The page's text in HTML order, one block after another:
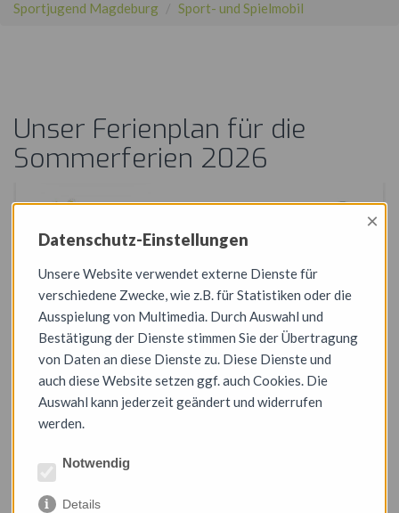
Sportjugend Magdeburg Sport- und Spielmobil
Unser Ferienplan für die
Sommerferien 2026
Datenschutz-Einstellungen
×
Unsere Website verwendet externe Dienste für
verschiedene Zwecke, wie z.B. für Statistiken oder die
Ausspielung von Multimedia. Durch Auswahl und
Bestätigung der Dienste stimmen Sie der Übertragung
von Daten an diese Dienste zu. Diese Dienste und
auch diese Website setzen ggf. auch Cookies. Die
Auswahl kann jederzeit geändert und widerrufen
werden.
Notwendig
Details